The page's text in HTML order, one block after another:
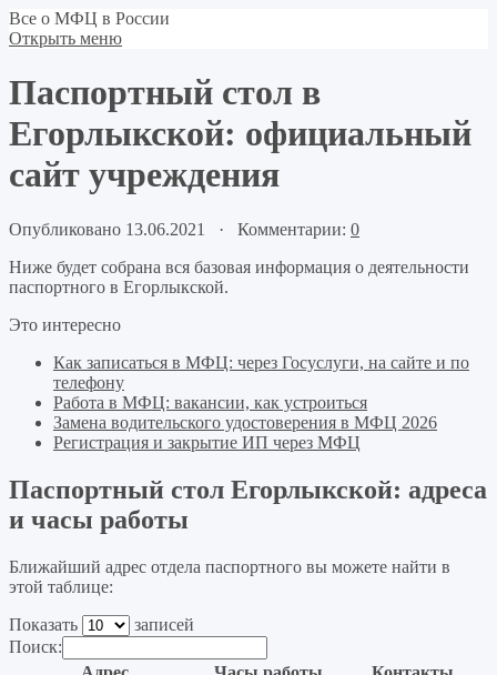
Все о МФЦ в России
Открыть меню
Паспортный стол в
Егорлыкской: официальный
сайт учреждения
Опубликовано 13.06.2021 · Комментарии: 0
Ниже будет собрана вся базовая информация о деятельности
паспортного в Егорлыкской.
Это интересно
Как записаться в МФЦ: через Госуслуги, на сайте и по
телефону
Работа в МФЦ: вакансии, как устроиться
Замена водительского удостоверения в МФЦ 2026
Регистрация и закрытие ИП через МФЦ
Паспортный стол Егорлыкской: адреса
и часы работы
Ближайший адрес отдела паспортного вы можете найти в
этой таблице:
Показать
записей
Поиск: